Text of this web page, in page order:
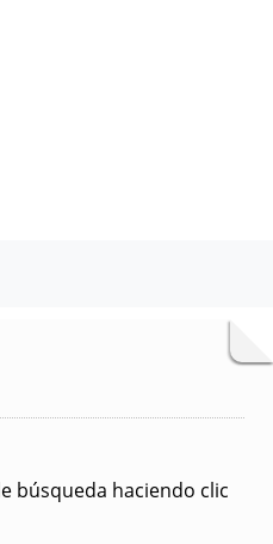
búsqueda haciendo clic